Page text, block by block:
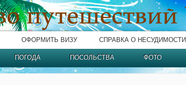
ОФОРМИТЬ ВИЗУ СПРАВКА О НЕСУДИМОСТИ
ПОГОДА ПОСОЛЬСТВА ФОТО